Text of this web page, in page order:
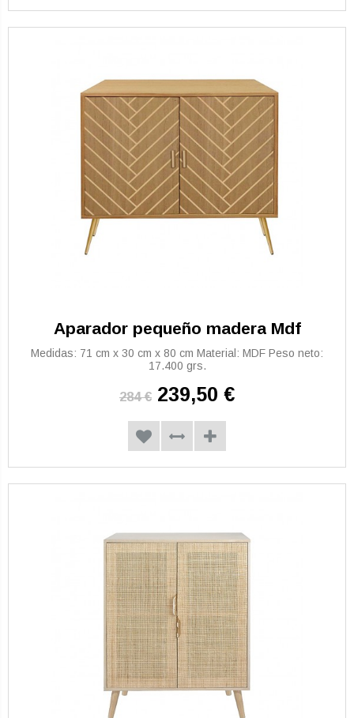
Aparador pequeño madera Mdf
Medidas: 71 cm x 30 cm x 80 cm Material: MDF Peso neto:
17.400 grs.
284 € 239,50 €